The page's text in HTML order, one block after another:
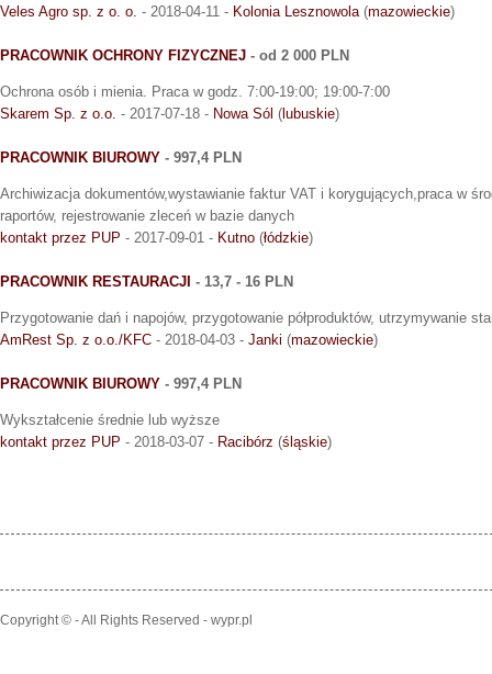
Veles Agro sp. z o. o. - 2018-04-11 - Kolonia Lesznowola(mazowieckie)
PRACOWNIK OCHRONY FIZYCZNEJ - od 2 000 PLN
Ochrona osób i mienia. Praca w godz. 7:00-19:00; 19:00-7:00
Skarem Sp. z o.o. - 2017-07-18 - Nowa Sól ( lubuskie)
PRACOWNIK BIUROWY - 997,4 PLN
Archiwizacja dokumentów,wystawianie faktur VAT i korygujących,praca w
raportów, rejestrowanie zleceń w bazie danych
kontakt przez PUP - 2017-09-01 - Kutno (łódzkie)
PRACOWNIK RESTAURACJI - 13,7 - 16 PLN
Przygotowanie dań i napojów, przygotowanie półproduktów, utrzymywanie
AmRest Sp. z o.o./KFC - 2018-04-03 - Janki (mazowieckie)
PRACOWNIK BIUROWY - 997,4 PLN
Wykształcenie średnie lub wyższe
kontakt przez PUP - 2018-03-07 - Racibórz (śląskie)
Copyright © - All Rights Reserved - wypr.pl